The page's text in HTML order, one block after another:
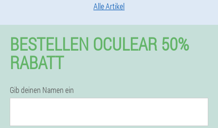
Alle Artikel
BESTELLEN OCULEAR 50%
RABATT
Gib deinen Namen ein